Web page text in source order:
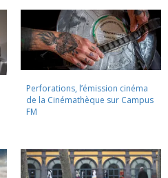
Perforations, l’émission cinéma
de la Cinémathèque sur Campus
FM